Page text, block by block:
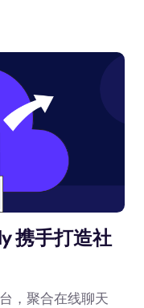
携手打造社
，聚合在线聊天